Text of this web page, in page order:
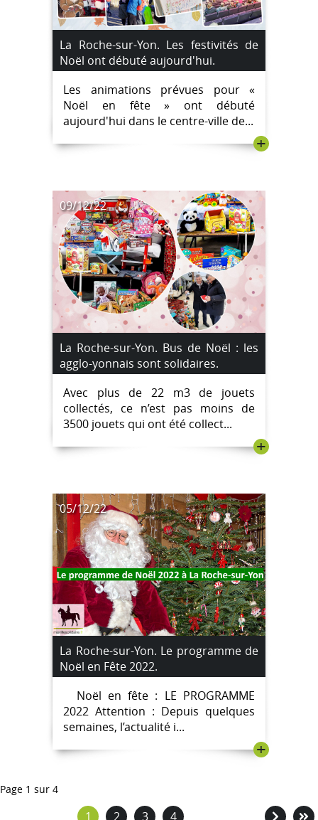
La Roche-sur-Yon. Les festivités de
Noël ont débuté aujourd'hui.
Les animations prévues pour «
Noël en fête » ont débuté
aujourd'hui dans le centre-ville de...
+
09/12/22
La Roche-sur-Yon. Bus de Noël : les
agglo-yonnais sont solidaires.
Avec plus de 22 m3 de jouets
collectés, ce n’est pas moins de
3500 jouets qui ont été collect...
+
05/12/22
La Roche-sur-Yon. Le programme de
Noël en Fête 2022.
Noël en fête : LE PROGRAMME
2022 Attention : Depuis quelques
semaines, l’actualité i...
+
Page 1 sur 4
1 2 3 4